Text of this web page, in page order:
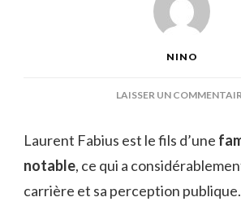
NINO
LAISSER UN
Laurent Fabius est le fils d’une
notable, ce qui a
carrière et sa perception